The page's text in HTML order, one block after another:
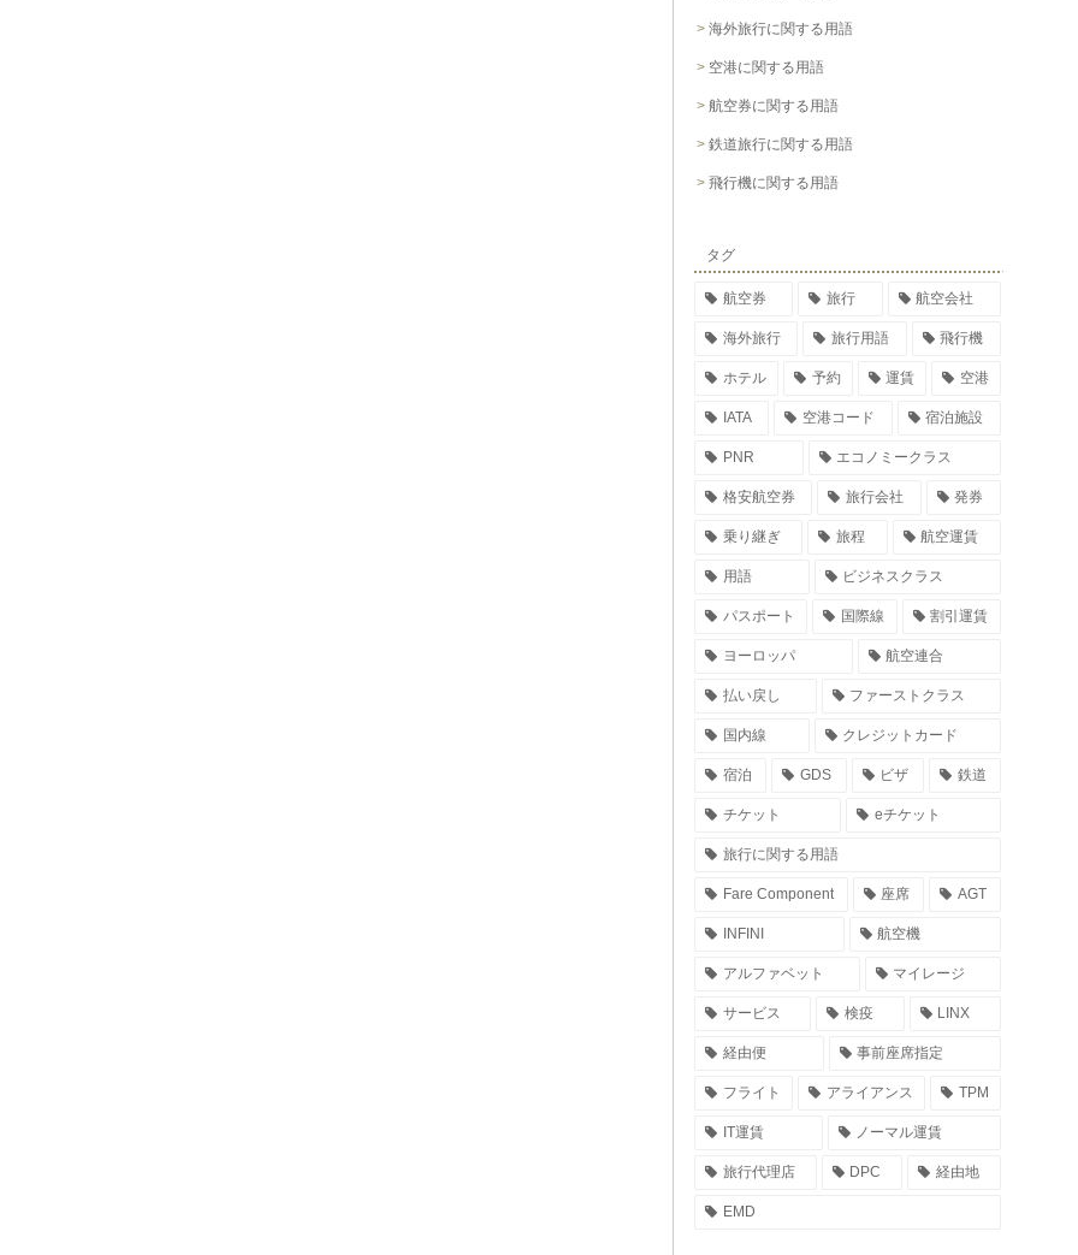
海外旅行に関する用語
空港に関する用語
航空券に関する用語
鉄道旅行に関する用語
飛行機に関する用語
タグ
航空券 旅行 航空会社
海外旅行 旅行用語 飛行機
ホテル 予約 運賃 空港
IATA 空港コード 宿泊施設
PNR エコノミークラス
格安航空券 旅行会社 発券
乗り継ぎ 旅程 航空運賃
用語 ビジネスクラス
パスポート 国際線 割引運賃
ヨーロッパ 航空連合
払い戻し ファーストクラス
国内線 クレジットカード
宿泊 GDS ビザ 鉄道
チケット eチケット
旅行に関する用語
Fare Component 座席 AGT
INFINI 航空機
アルファベット マイレージ
サービス 検疫 LINX
経由便 事前座席指定
フライト アライアンス TPM
IT運賃 ノーマル運賃
旅行代理店 DPC 経由地
EMD